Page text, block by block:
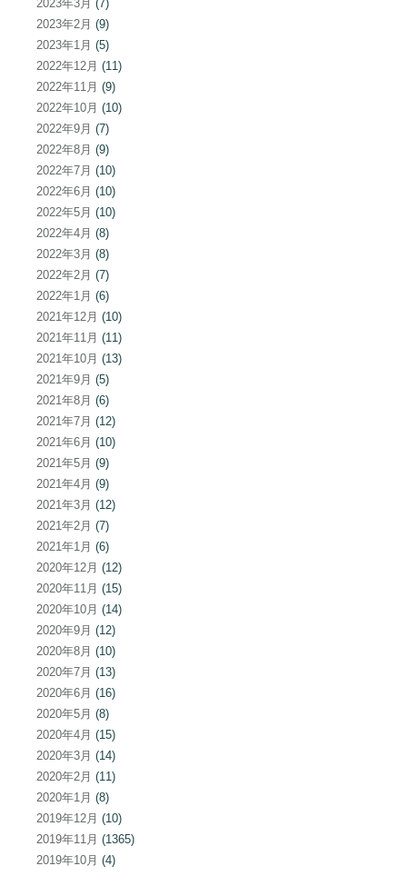
2023年3月 (7)
2023年2月 (9)
2023年1月 (5)
2022年12月 (11)
2022年11月 (9)
2022年10月 (10)
2022年9月 (7)
2022年8月 (9)
2022年7月 (10)
2022年6月 (10)
2022年5月 (10)
2022年4月 (8)
2022年3月 (8)
2022年2月 (7)
2022年1月 (6)
2021年12月 (10)
2021年11月 (11)
2021年10月 (13)
2021年9月 (5)
2021年8月 (6)
2021年7月 (12)
2021年6月 (10)
2021年5月 (9)
2021年4月 (9)
2021年3月 (12)
2021年2月 (7)
2021年1月 (6)
2020年12月 (12)
2020年11月 (15)
2020年10月 (14)
2020年9月 (12)
2020年8月 (10)
2020年7月 (13)
2020年6月 (16)
2020年5月 (8)
2020年4月 (15)
2020年3月 (14)
2020年2月 (11)
2020年1月 (8)
2019年12月 (10)
2019年11月 (1365)
2019年10月 (4)